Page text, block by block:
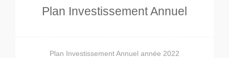
Plan Investissement Annuel
Plan Investissement Annuel année 2022